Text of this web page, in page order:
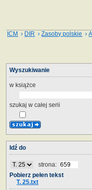
ICM › DIR ›Zasoby polskie ›
Wyszukiwanie
w książce
szukaj w całej serii
Idź do
strona:
Pobierz pełen tekst
T. 25.txt